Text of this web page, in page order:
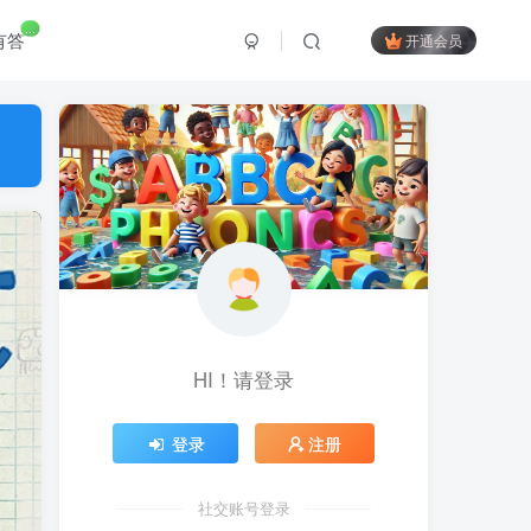
答 开通会员
HI！请登录
登录 注册
社交账号登录